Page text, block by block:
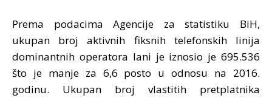
Prema podacima Agencije za statistiku BiH,
ukupan broj aktivnih fiksnih telefonskih linija
dominantnih operatora lani je iznosio je 695.536
što je manje za 6,6 posto u odnosu na 2016.
godinu. Ukupan broj vlastitih pretplatnika